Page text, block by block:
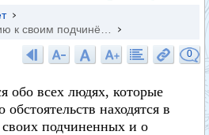
к своим подчинё…
0
обо всех людях, которые
находятся в
своих подчиненных и о